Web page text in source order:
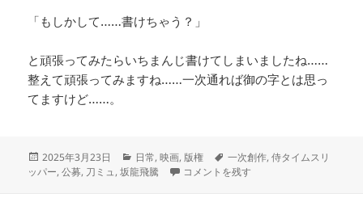
「もしかして……書けちゃう？」
と頑張ってみたらいちまんじ書けてしまいましたね……
整えて頑張ってみますね……一次通れば御の字とは思っ
てますけど……。
投
稿
2025年3月23日
カ
テ
日常,映画, 版権
タ
グ
一次創作,侍タイムスリ
ッパー,公募, 刀ミュ,坂龍飛騰 観たぜ、観るぜ に
コメントを残す